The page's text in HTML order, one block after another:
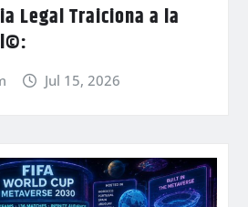
Legal Traiciona a la
Jul 15, 2026